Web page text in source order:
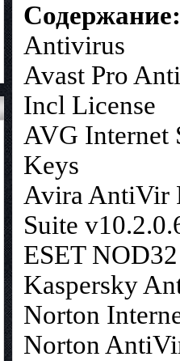
Содержание:
Antivirus
Avast Pro
Incl License
AVG Internet
Keys
Avira AntiVir
Suite
ESET
Kaspersky
Norton
Norton